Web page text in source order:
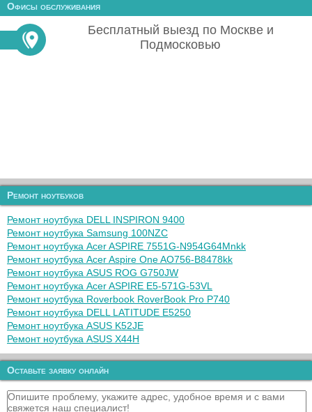
Офисы обслуживания
Бесплатный выезд по Москве и
Подмосковью
Ремонт ноутбуков
Ремонт ноутбука DELL INSPIRON 9400
Ремонт ноутбука Samsung 100NZC
Ремонт ноутбука Acer ASPIRE 7551G-N954G64Mnkk
Ремонт ноутбука Acer Aspire One AO756-B8478kk
Ремонт ноутбука ASUS ROG G750JW
Ремонт ноутбука Acer ASPIRE E5-571G-53VL
Ремонт ноутбука Roverbook RoverBook Pro P740
Ремонт ноутбука DELL LATITUDE E5250
Ремонт ноутбука ASUS K52JE
Ремонт ноутбука ASUS X44H
Оставьте заявку онлайн